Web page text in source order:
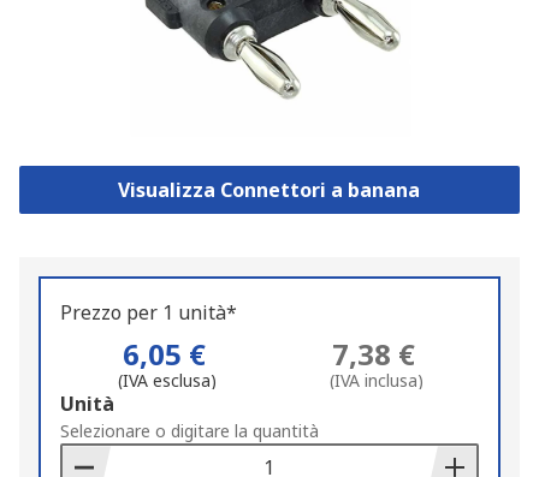
Visualizza Connettori a banana
Prezzo per 1 unità*
6,05 €
(IVA esclusa)
7,38 €
(IVA inclusa)
Add
to
Basket
Unità
Selezionare o digitare la quantità